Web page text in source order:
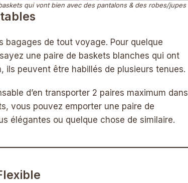
qui vont bien avec des pantalons & des robes/jupes
bagages de tout voyage. Pour quelque
une paire de baskets blanches qui ont
peuvent être habillés de plusieurs tenues.
d’en transporter 2 paires maximum dans
vous pouvez emporter une paire de
élégantes ou quelque chose de similaire.